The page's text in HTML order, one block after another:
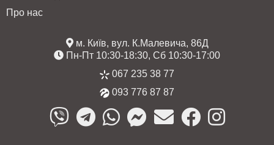
Про нас
м. Київ, вул. К.Малевича, 86Д
Пн-Пт 10:30-18:30, Сб 10:30-17:00
067 235 38 77
093 776 87 87